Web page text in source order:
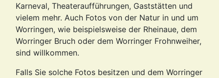
Karneval, Theateraufführungen, Gaststätten und
vielem mehr. Auch Fotos von der Natur in und um
Worringen, wie beispielsweise der Rheinaue, dem
Worringer Bruch oder dem Worringer Frohnweiher,
sind willkommen.
Falls Sie solche Fotos besitzen und dem Worringer